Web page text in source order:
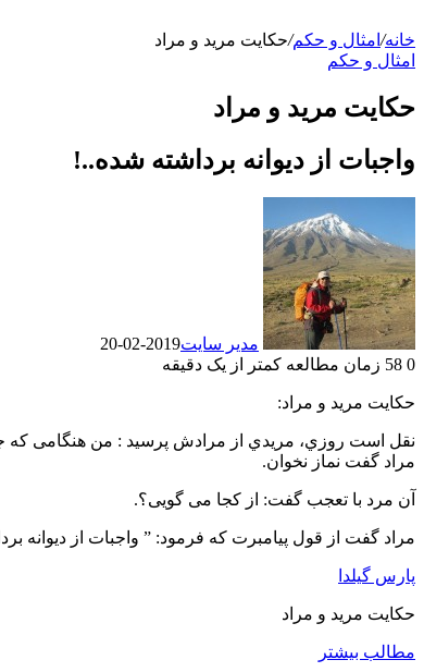
خانه/ امثال و حکم/حکایت مرید و مراد
امثال و حکم
حکایت مرید و مراد
واجبات از دیوانه برداشته شده..!
مدیر سایت2019-02-20
0
زمان مطالعه کمتر از یک دقیقه
حکایت مرید و مراد:
نقل است روزي، مريدي از مرادش پرسید : من هنگامی که
مراد گفت نماز نخوان.
آن مرد با تعجب گفت: از کجا می گویی؟.
مراد گفت از قول پيامبرت که فرمود: ” واجبات از دیوانه
پارس گیلدا
حکایت مرید و مراد
مطالب بیشتر